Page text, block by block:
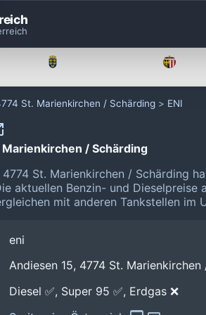
St. Marienkirchen / Schärding ENI
/ Schärding
4774 St. Marienkirchen / Schärding
aktuellen Benzin- und
mit anderen Tankstellen im
eni
Andiesen 15, 4774 St. Marienkirchen
Diesel ✅, Super 95 ✅, Erdgas ❌